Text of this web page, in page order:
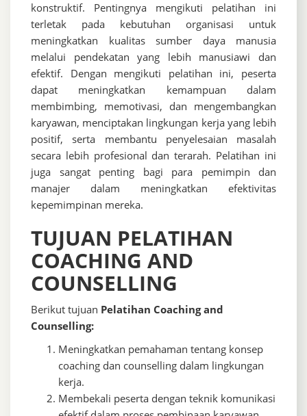
konstruktif. Pentingnya mengikuti pelatihan ini
terletak pada kebutuhan organisasi untuk
meningkatkan kualitas sumber daya manusia
melalui pendekatan yang lebih manusiawi dan
efektif. Dengan mengikuti pelatihan ini, peserta
dapat meningkatkan kemampuan dalam
membimbing, memotivasi, dan mengembangkan
karyawan, menciptakan lingkungan kerja yang lebih
positif, serta membantu penyelesaian masalah
secara lebih profesional dan terarah. Pelatihan ini
juga sangat penting bagi para pemimpin dan
manajer dalam meningkatkan efektivitas
kepemimpinan mereka.
TUJUAN PELATIHAN
COACHING AND
COUNSELLING
Berikut tujuan Pelatihan Coaching and
Counselling:
Meningkatkan pemahaman tentang konsep
coaching dan counselling dalam lingkungan
kerja.
Membekali peserta dengan teknik komunikasi